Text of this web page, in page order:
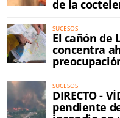
de la
SUCESOS
El cañón de
concentra
SUCESOS
DIRECTO -
pendiente